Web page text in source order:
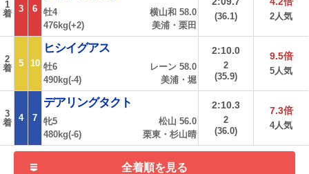
1
着
3 6 牡4
476kg(+2)
横山和 58.0
美浦・栗田
(36.1) 2人気
2
着
5 10
ヒシイグアス
牡6
490kg(-4)
レーン 58.0
美浦・堀
2:10.0
2
(35.9)
9.5倍
5人気
3
着
4 7
デアリングタクト
牝5
480kg(-6)
松山 56.0
栗東・杉山晴
2:10.3
2
(36.0)
7.3倍
4人気
全着順を見る